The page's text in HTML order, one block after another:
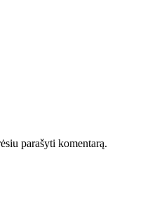
parašyti komentarą.